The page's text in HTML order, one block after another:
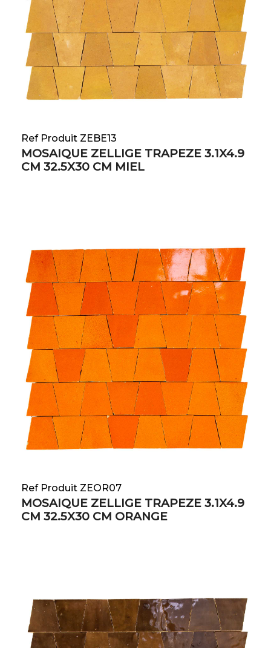
Ref Produit ZEBE13
MOSAIQUE ZELLIGE TRAPEZE 3.1X4.9
CM 32.5X30 CM MIEL
Ref Produit ZEOR07
MOSAIQUE ZELLIGE TRAPEZE 3.1X4.9
CM 32.5X30 CM ORANGE